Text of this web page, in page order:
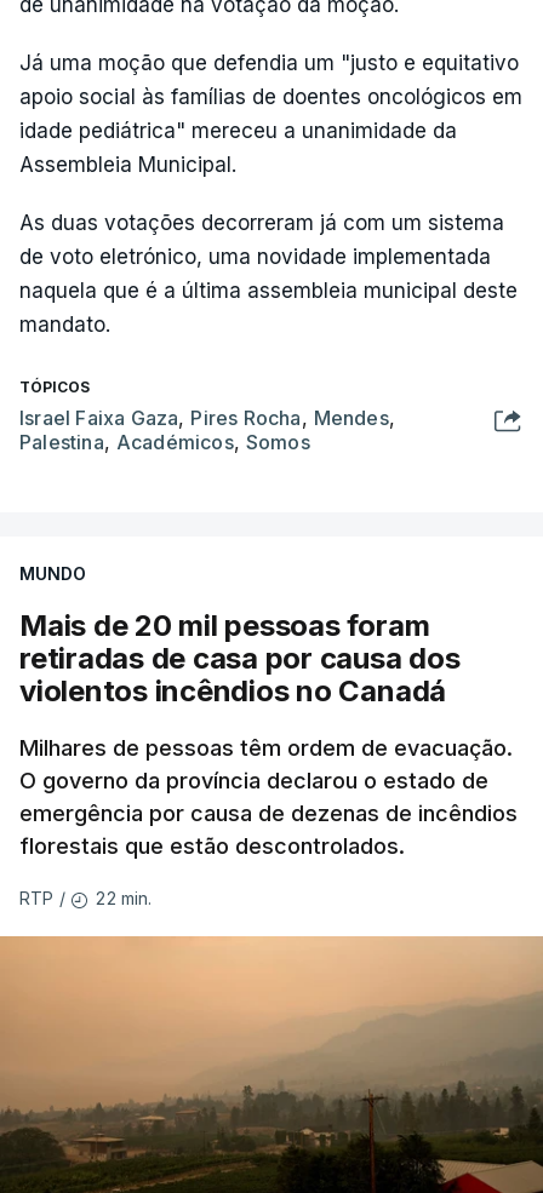
de unanimidade na votação da moção.
Já uma moção que defendia um "justo e equitativo
apoio social às famílias de doentes oncológicos em
idade pediátrica" mereceu a unanimidade da
Assembleia Municipal.
As duas votações decorreram já com um sistema
de voto eletrónico, uma novidade implementada
naquela que é a última assembleia municipal deste
mandato.
TÓPICOS
Israel Faixa Gaza, Pires Rocha, Mendes,
Palestina, Académicos, Somos
MUNDO
Mais de 20 mil pessoas foram
retiradas de casa por causa dos
violentos incêndios no Canadá
Milhares de pessoas têm ordem de evacuação.
O governo da província declarou o estado de
emergência por causa de dezenas de incêndios
florestais que estão descontrolados.
RTP / 22 min.